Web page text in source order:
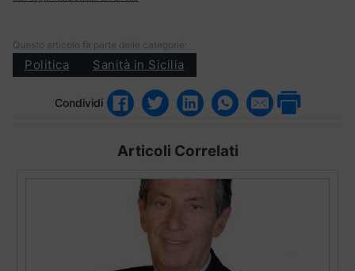
Questo articolo fa parte delle categorie:
Politica Sanità in Sicilia
Condividi
Articoli Correlati